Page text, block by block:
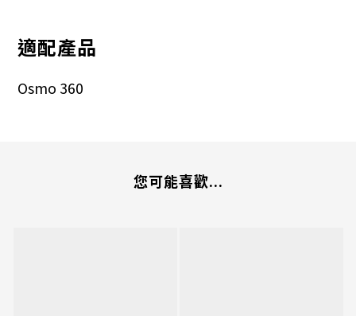
適配產品
Osmo 360
您可能喜歡...